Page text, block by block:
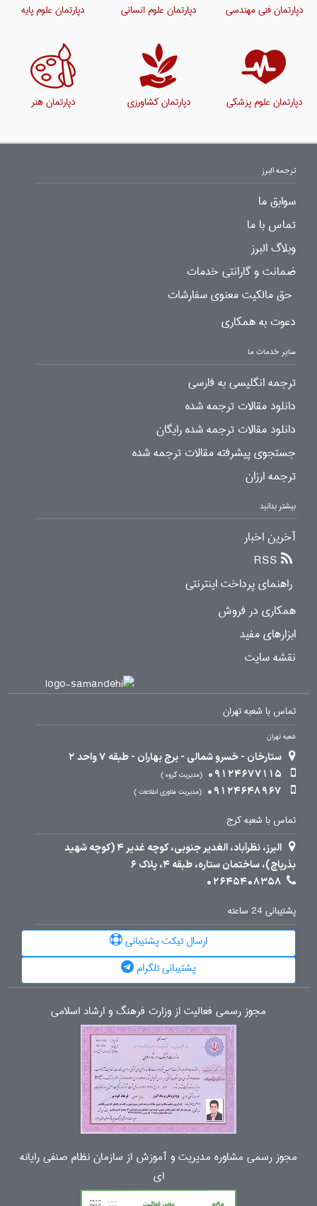
دپارتمان فنی مهندسی دپارتمان علوم انسانی دپارتمان علوم پایه
دپارتمان علوم پزشکی دپارتمان کشاورزی دپارتمان هنر
ترجمه البرز
سوابق ما
تماس با ما
وبلاگ البرز
ضمانت و گارانتی خدمات
حق مالکیت معنوی سفارشات
دعوت به همکاری
سایر خدمات ما
ترجمه انگلیسی به فارسی
دانلود مقالات ترجمه شده
دانلود مقالات ترجمه شده رایگان
جستجوی پیشرفته مقالات ترجمه شده
ترجمه ارزان
بیشتر بدانید
آخرین اخبار
RSS
راهنمای پرداخت اینترنتی
همکاری در فروش
ابزارهای مفید
نقشه سایت
تماس با شعبه تهران
شعبه تهران
ستارخان - خسرو شمالی - برج بهاران - طبقه 7 واحد 2
09124677115
مدیریت گروه
09124648967 مدیریت فناوری اطلاعات
تماس با شعبه کرج
البرز، نظرآباد، الغدیر جنوبی، کوچه غدیر 4 (کوچه شهید
بذرپاچ)، ساختمان ستاره، طبقه 4، پلاک 6
02645408358
پشتیبانی 24 ساعته
ارسال تیکت پشتیبانی
پشتیبانی تلگرام
مجوز رسمی فعالیت از وزارت فرهنگ و ارشاد اسلامی
مجوز رسمی مشاوره مدیریت و آموزش از سازمان نظام صنفی رایانه
ای